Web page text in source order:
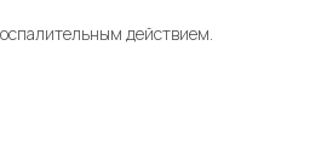
действием.